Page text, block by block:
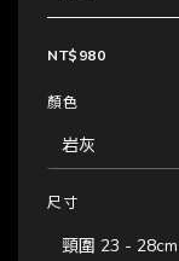
NT$980
顏色
尺寸